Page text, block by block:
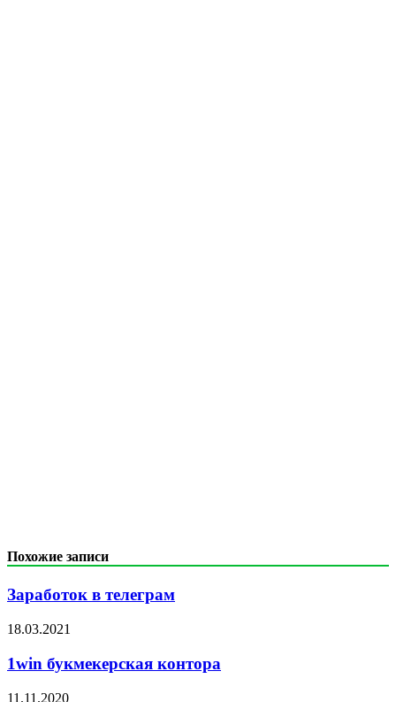
Похожие записи
Заработок в телеграм
18.03.2021
1win букмекерская контора
11.11.2020